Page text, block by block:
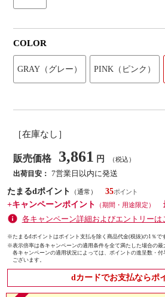
COLOR
GRAY（グレー） PINK（ピンク）
［在庫なし］
販売価格 3,861 円 （税込）
出荷目安： 7営業日以内に発送
たまるdポイント
（通常）
35
+キャンペーンポイント
（期間・用途限定）
各キャンペーン詳細およびエントリーは
※たまるdポイントはポイント支払を除く商品代金(税抜)の1％で
※表示倍率は各キャンペーンの適用条件を全て満たした場合の最
各キャンペーンの適用状況によっては、ポイントの進呈数・
ございます。
dカードでお支払ならポ